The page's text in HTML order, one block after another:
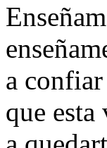
a
que